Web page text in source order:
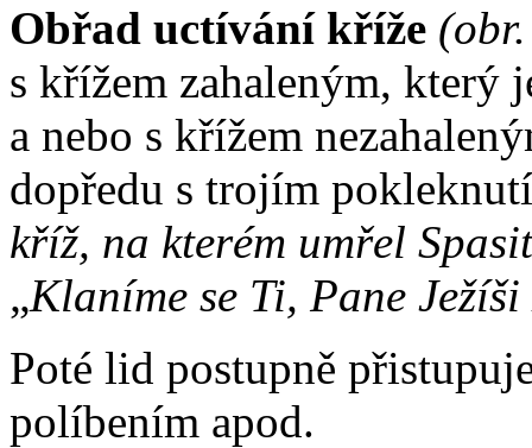
Obřad uctívání kříže
s křížem zahaleným, který
a nebo s křížem
dopředu s trojím
kříž, na kterém umřel
„Klaníme se Ti, Pane
Poté lid postupně
políbením apod.